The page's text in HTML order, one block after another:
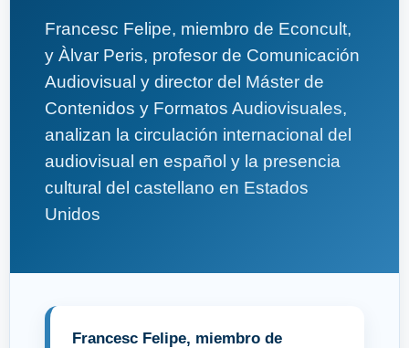
Francesc Felipe, miembro de Econcult,
y Àlvar Peris, profesor de Comunicación
Audiovisual y director del Máster de
Contenidos y Formatos Audiovisuales,
analizan la circulación internacional del
audiovisual en español y la presencia
cultural del castellano en Estados
Unidos
Francesc Felipe, miembro de